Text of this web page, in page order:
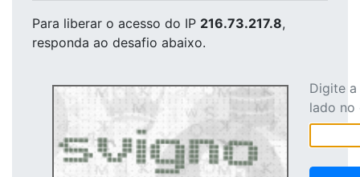
Para liberar o acesso do IP 216.73.217.8,
responda ao desafio abaixo.
Digite
lado no